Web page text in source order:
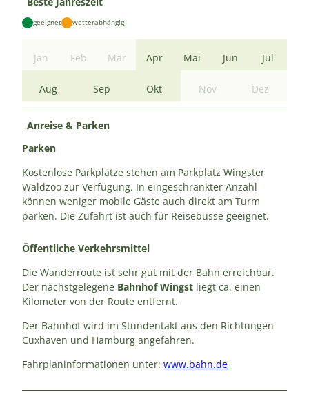
geeignet wetterabhängig
Jan Feb Mär Apr Mai Jun Jul
Aug Sep Okt Nov Dez
Anreise & Parken
Parken
Kostenlose Parkplätze stehen am Parkplatz Wingster
Waldzoo zur Verfügung. In eingeschränkter Anzahl
können weniger mobile Gäste auch direkt am Turm
parken. Die Zufahrt ist auch für Reisebusse geeignet.
Öffentliche Verkehrsmittel
Die Wanderroute ist sehr gut mit der Bahn erreichbar.
Der nächstgelegene Bahnhof Wingst liegt ca. einen
Kilometer von der Route entfernt.
Der Bahnhof wird im Stundentakt aus den Richtungen
Cuxhaven und Hamburg angefahren.
Fahrplaninformationen unter: www.bahn.de